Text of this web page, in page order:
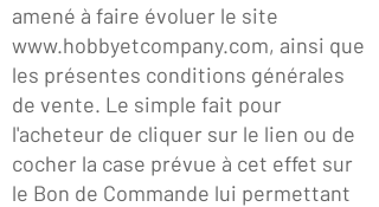
amené à faire évoluer le site
www.hobbyetcompany.com, ainsi que
les présentes conditions générales
de vente. Le simple fait pour
l'acheteur de cliquer sur le lien ou de
cocher la case prévue à cet effet sur
le Bon de Commande lui permettant